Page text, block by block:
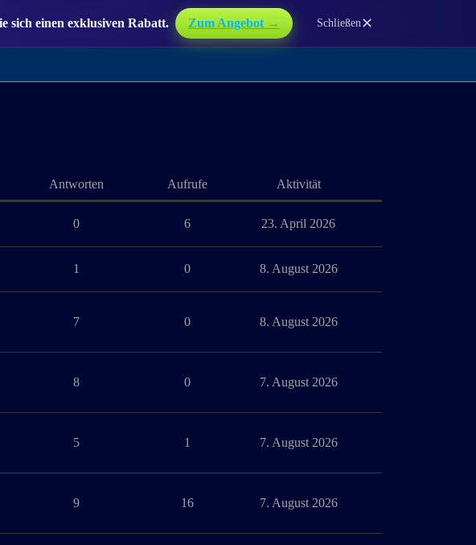
sich einen exklusiven Rabatt. Zum Angebot → Schließen✕
Antworten Aufrufe Aktivität
0 6 23. April 2026
1 0 8. August 2026
7 0 8. August 2026
8 0 7. August 2026
5 1 7. August 2026
9 16 7. August 2026